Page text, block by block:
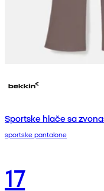
Sportske hlače sa
sportske pantalone
17